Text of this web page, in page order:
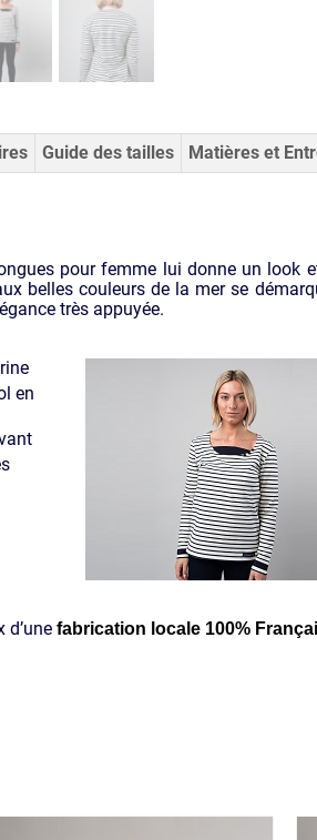
Guide des tailles Matières et
pour femme lui donne un look
belles couleurs de la mer se
très appuyée.
en
fabrication locale 100%